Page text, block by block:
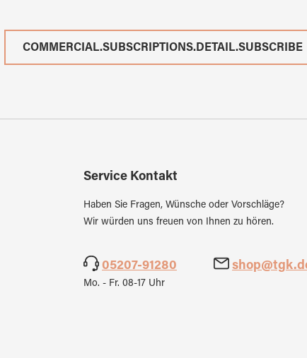
COMMERCIAL.SUBSCRIPTIONS.DETAIL.SUBSCRIBE
Service Kontakt
Haben Sie Fragen, Wünsche oder Vorschläge?
Wir würden uns freuen von Ihnen zu hören.
05207-91280
Mo. - Fr. 08-17 Uhr